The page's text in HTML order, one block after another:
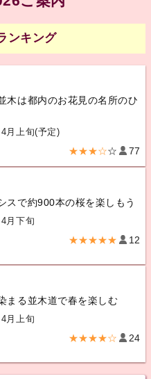
ンキング
木は都内のお花見の名所のひ
月上旬(予定)
★★★☆☆ 77
スで約900本の桜を楽しもう
月下旬
★★★★★ 12
まる並木道で春を楽しむ
月上旬
★★★★☆ 24